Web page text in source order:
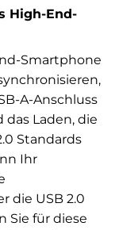
High-End-
Smartphone
A-Anschluss
Laden, die
Standards
Ihr
die USB 2.0
Sie für diese